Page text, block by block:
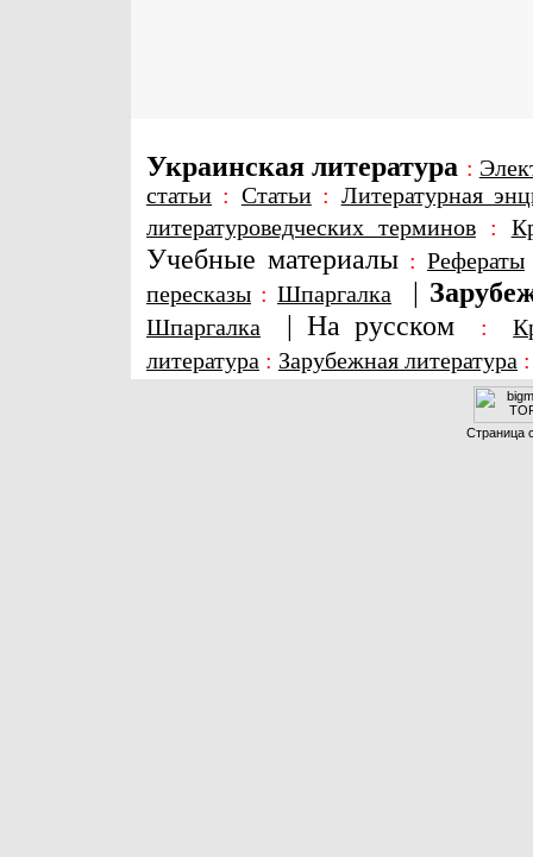
Украинская литература :
статьи : Статьи: Литературная
литературоведческих терминов:
Учебные материалы : Рефераты
пересказы : Шпаргалка |
Шпаргалка | На русском :
литература : Зарубежная литература
Страница